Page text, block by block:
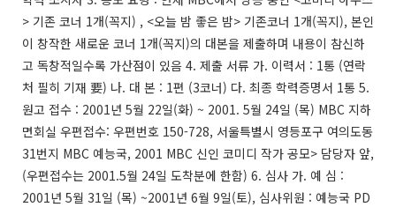
> 기존 코너 1개(꼭지) , <오늘 밤 좋은 밤> 기존코너 1개(꼭지), 본인
이 창작한 새로운 코너 1개(꼭지)의 대본을 제출하며 내용이 참신하
고 독창적일수록 가산점이 있음 4. 제출 서류 가. 이력서 : 1통 (연락
처 필히 기재 要) 나. 대 본 : 1편 (3코너) 다. 최종 학력증명서 1통 5.
원고 접수 : 2001년 5월 22일(화) ~ 2001. 5월 24일 (목) MBC 지하
면회실 우편접수: 우편번호 150-728, 서울특별시 영등포구 여의도동
31번지 MBC 예능국, 2001 MBC 신인 코미디 작가 공모> 담당자 앞,
(우편접수는 2001.5월 24일 도착분에 한함) 6. 심사 가. 예 심 :
2001년 5월 31일 (목) ~2001년 6월 9일(토), 심사위원 : 예능국 PD